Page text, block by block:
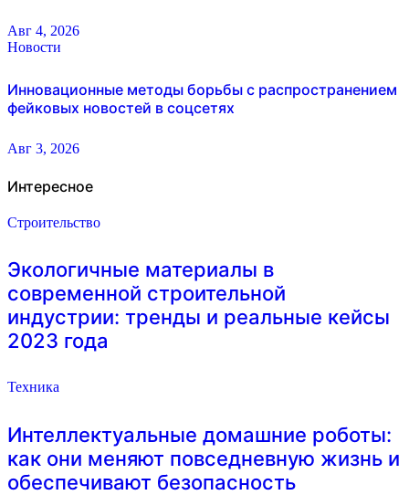
Авг 4, 2026
Новости
Инновационные методы борьбы с распространением
фейковых новостей в соцсетях
Авг 3, 2026
Интересное
Строительство
Экологичные материалы в
современной строительной
индустрии: тренды и реальные кейсы
2023 года
Техника
Интеллектуальные домашние роботы:
как они меняют повседневную жизнь и
обеспечивают безопасность